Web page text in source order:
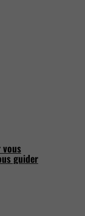
vous
guider